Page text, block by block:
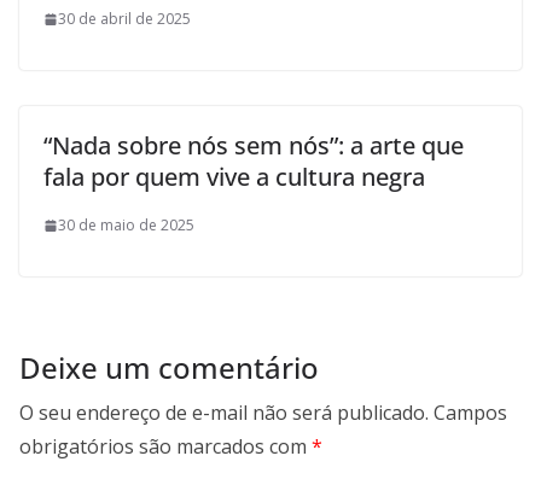
30 de abril de 2025
“Nada sobre nós sem nós”: a arte que
fala por quem vive a cultura negra
30 de maio de 2025
Deixe um comentário
O seu endereço de e-mail não será publicado. Campos
obrigatórios são marcados com *